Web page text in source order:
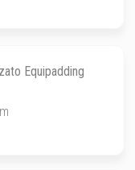
Equipadding